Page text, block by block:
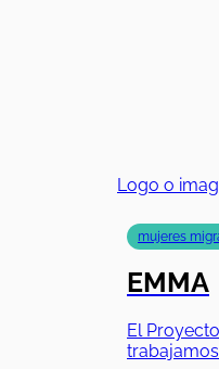
Logo o
mujeres
EMMA
El